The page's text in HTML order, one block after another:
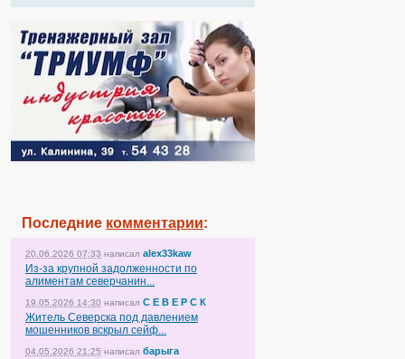
Последние комментарии:
20.06.2026 07:33 написал alex33kaw
Из-за крупной задолженности по
алиментам северчанин...
19.05.2026 14:30 написал С Е В Е Р С К
Житель Северска под давлением
мошенников вскрыл сейф...
04.05.2026 21:25 написал барыга